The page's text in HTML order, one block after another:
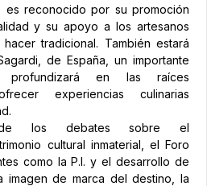
es reconocido por su promoción
y su apoyo a los artesanos
tradicional. También estará
de España, un importante
en las raíces
experiencias culinarias
de los debates sobre el
cultural inmaterial, el Foro
como la P.I. y el desarrollo de
imagen de marca del destino, la